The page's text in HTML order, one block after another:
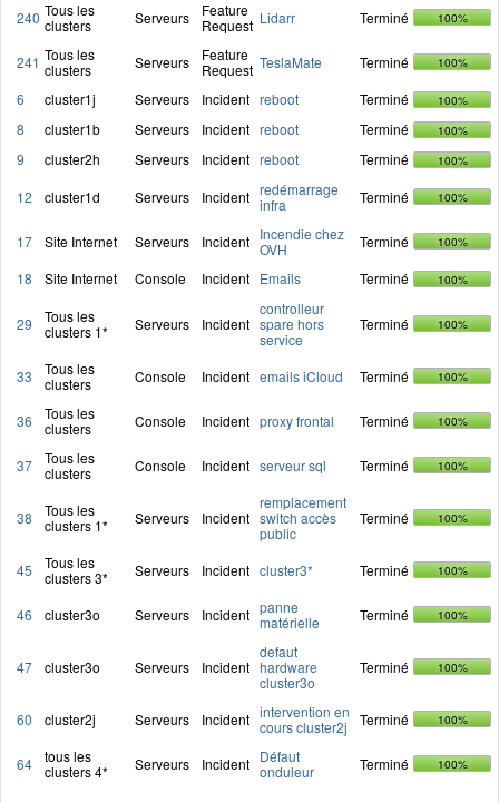
240 Tous les
clusters
Serveurs
Feature
Request Lidarr Terminé 100%
241 Tous les
clusters
Serveurs
Feature
Request TeslaMate Terminé 100%
6 cluster1j Serveurs Incident reboot Terminé 100%
8 cluster1b Serveurs Incident reboot Terminé 100%
9 cluster2h Serveurs Incident reboot Terminé 100%
12 cluster1d Serveurs Incident redémarrage
infra
Terminé 100%
17 Site Internet Serveurs Incident Incendie chez
OVH
Terminé 100%
18 Site Internet Console Incident Emails Terminé 100%
29
Tous les
clusters 1*
Serveurs Incident
controlleur
spare hors
service
Terminé 100%
33
Tous les
clusters
Console Incident emails iCloud Terminé 100%
36
Tous les
clusters
Console Incident proxy frontal Terminé 100%
37
Tous les
clusters
Console Incident serveur sql Terminé 100%
38
Tous les
clusters 1*
Serveurs Incident
remplacement
switch accès
public
Terminé 100%
45
Tous les
clusters 3*
Serveurs Incident cluster3* Terminé 100%
46 cluster3o Serveurs Incident panne
matérielle
Terminé 100%
47 cluster3o Serveurs Incident
defaut
hardware
cluster3o
Terminé 100%
60 cluster2j Serveurs Incident intervention en
cours cluster2j
Terminé 100%
64
tous les
clusters 4*
Serveurs Incident Défaut
onduleur
Terminé 100%